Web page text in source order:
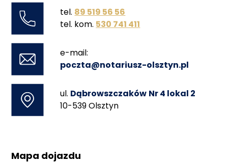
tel. 89 519 56 56
tel. kom. 530 741 411
e-mail:
poczta@notariusz-olsztyn.pl
ul. Dąbrowszczaków Nr 4 lokal 2
10-539 Olsztyn
Mapa dojazdu